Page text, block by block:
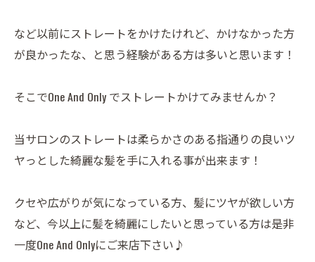
など以前にストレートをかけたけれど、かけなかった方
が良かったな、と思う経験がある方は多いと思います！
そこでOne And Only でストレートかけてみませんか？
当サロンのストレートは柔らかさのある指通りの良いツ
ヤっとした綺麗な髪を手に入れる事が出来ます！
クセや広がりが気になっている方、髪にツヤが欲しい方
など、今以上に髪を綺麗にしたいと思っている方は是非
一度One And Onlyにご来店下さい♪